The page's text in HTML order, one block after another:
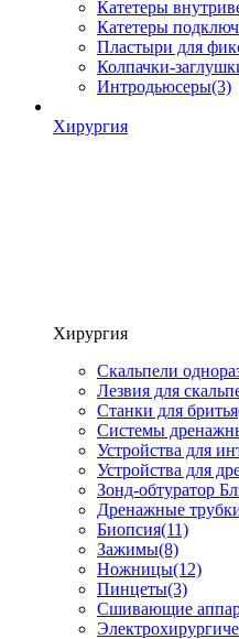
Катетеры
Катетеры
Пластыри для
Колпачки-
Интродьюсеры(3)
Хирургия
Хирургия
Скальпели
Лезвия для
Станки для бритья
Системы
Устройства для
Устройства для
Зонд-обтуратор
Дренажные
Биопсия(11)
Зажимы(8)
Ножницы(12)
Пинцеты(3)
Сшивающие